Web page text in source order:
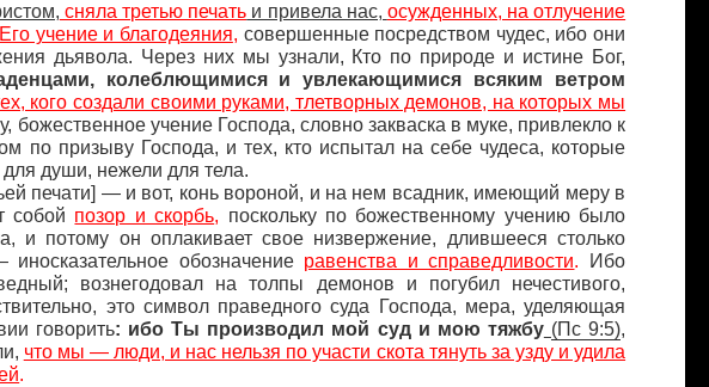
сняла третью печать и привела нас, осужденных, на отлучение
учение и благодеяния, совершенные посредством чудес, ибо они
дьявола. Через них мы узнали, Кто по природе и истине Бог,
колеблющимися и увлекающимися всяким ветром
кого создали своими руками, тлетворных демонов, на которых мы
божественное учение Господа, словно закваска в муке, привлекло к
по призыву Господа, и тех, кто испытал на себе чудеса, которые
души, нежели для тела.
печати] — и вот, конь вороной, и на нем всадник, имеющий меру в
собой позор и скорбь, поскольку по божественному учению было
и потому он оплакивает свое низвержение, длившееся столько
обозначение равенства и справедливости. Ибо
вознегодовал на толпы демонов и погубил нечестивого,
это символ праведного суда Господа, мера, уделяющая
говорить: ибо Ты производил мой суд и мою тяжбу (Пс9:5),
что мы — люди, и нас нельзя по участи скота тянуть за узду и удила
.